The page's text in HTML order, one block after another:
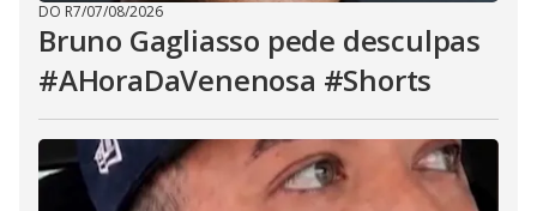
DO R7/07/08/2026
Bruno Gagliasso pede desculpas
#AHoraDaVenenosa #Shorts